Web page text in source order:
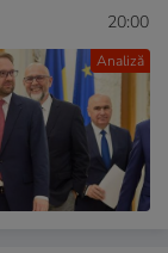
Analiză
20:00